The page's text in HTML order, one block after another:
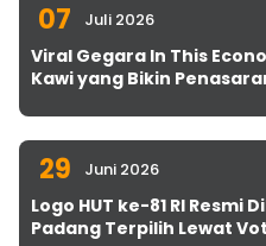
07 Juli 2026
Viral Gegara In This
Kawi yang Bikin
29 Juni 2026
Logo HUT ke-81 RI
Padang Terpilih Lewat